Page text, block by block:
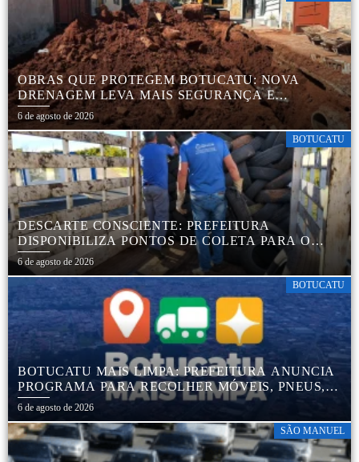
OBRAS QUE PROTEGEM BOTUCATU: NOVA
DRENAGEM LEVA MAIS SEGURANÇA E
TRANQUILIDADE AOS MORADORES DA COHAB
5
6 de agosto de 2026
BOTUCATU
DESCARTE CONSCIENTE: PREFEITURA
DISPONIBILIZA PONTOS DE COLETA PARA O
DESCARTE AMBIENTALMENTE CORRETO DE
PNEUS, GARANTINDO DESTINAÇÃO ADEQUADA
E PRESERVAÇÃO AMBIENTAL
6 de agosto de 2026
BOTUCATU
BOTUCATU MAIS LIMPA: PREFEITURA ANUNCIA
PROGRAMA PARA RECOLHER MÓVEIS, PNEUS,
COLCHÕES E OUTROS MATERIAIS SEM USO
6 de agosto de 2026
SÃO MANUEL